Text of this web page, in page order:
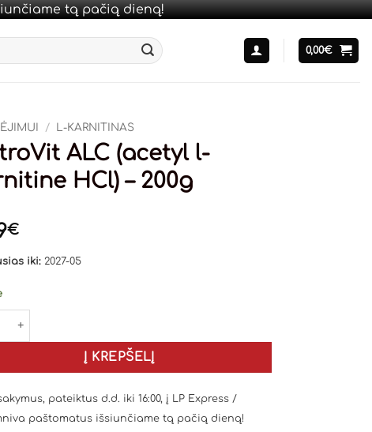
tą pačią dieną!
0,00€
/ L-KARNITINAS
ALC (acetyl l-
HCl) – 200g
€
iki: 2027-05
kiekis: OstroVit ALC (acetyl l-carnitine HCl) - 200g
Į KREPŠELĮ
pateiktus d.d. iki 16:00, į LP Express /
paštomatus išsiunčiame tą pačią dieną!